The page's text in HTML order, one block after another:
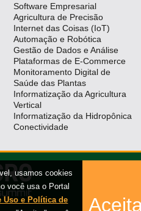
usamos cookies
você usa o Portal
Uso e Política de
Software Empresarial
Agricultura de Precisão
Internet das Coisas (IoT)
Automação e Robótica
Gestão de Dados e Análise
Plataformas de E-Commerce
Monitoramento Digital de
Saúde das Plantas
Informatização da Agricultura
Vertical
Informatização da Hidropônica
Conectividade